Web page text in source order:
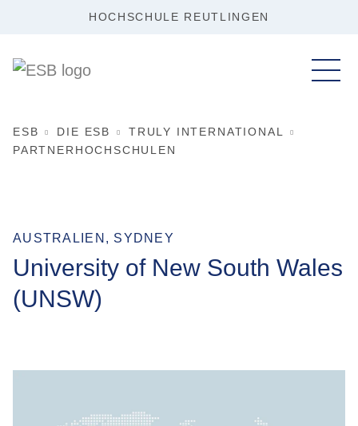
HOCHSCHULE REUTLINGEN
ESB DIE ESB
TRULY INTERNATIONAL
PARTNERHOCHSCHULEN
AUSTRALIEN, SYDNEY
University of New South Wales
(UNSW)